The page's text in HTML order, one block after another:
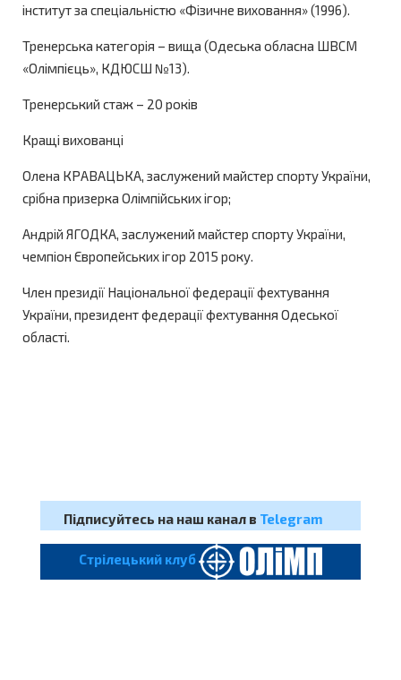
інститут за спеціальністю «Фізичне виховання» (1996).
Тренерська категорія – вища (Одеська обласна ШВСМ
«Олімпієць», КДЮСШ №13).
Тренерський стаж – 20 років
Кращі вихованці
Олена КРАВАЦЬКА, заслужений майстер спорту України,
срібна призерка Олімпійських ігор;
Андрій ЯГОДКА, заслужений майстер спорту України,
чемпіон Європейських ігор 2015 року.
Член президії Національної федерації фехтування
України, президент федерації фехтування Одеської
області.
Підписуйтесь на наш канал в Telegram
Cтрілецький клуб